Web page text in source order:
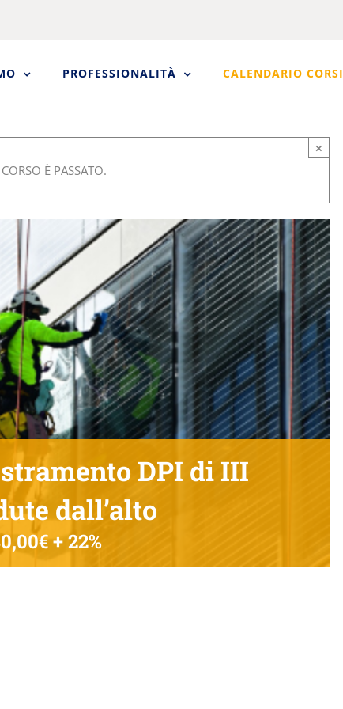
PROFESSIONALITÀ CALENDARIO CORSI
È PASSATO.
×
DPI di III
dall’alto
+ 22%